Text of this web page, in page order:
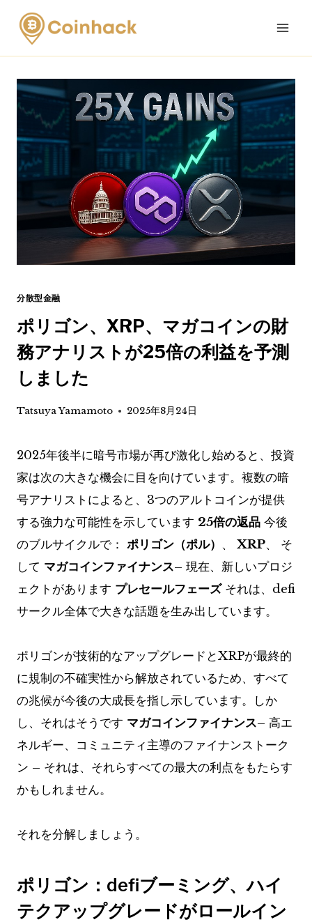
Skip
content
分散型金融
ポリゴン、XRP、マガコインの財
務アナリストが25倍の利益を予測
しました
Tatsuya Yamamoto 2025年8月24日
2025年後半に暗号市場が再び激化し始めると、投資
家は次の大きな機会に目を向けています。複数の暗
号アナリストによると、3つのアルトコインが提供
する強力な可能性を示しています 25倍の返品 今後
のブルサイクルで： ポリゴン（ポル） 、 XRP、 そ
して マガコインファイナンス– 現在、新しいプロジ
ェクトがあります プレセールフェーズそれは、defi
サークル全体で大きな話題を生み出しています。
ポリゴンが技術的なアップグレードとXRPが最終的
に規制の不確実性から解放されているため、すべて
の兆候が今後の大成長を指し示しています。しか
し、それはそうです マガコインファイナンス– 高エ
ネルギー、コミュニティ主導のファイナンストーク
ン – それは、それらすべての最大の利点をもたらす
かもしれません。
それを分解しましょう。
ポリゴン：defiブーミング、ハイ
テクアップグレードがロールイン